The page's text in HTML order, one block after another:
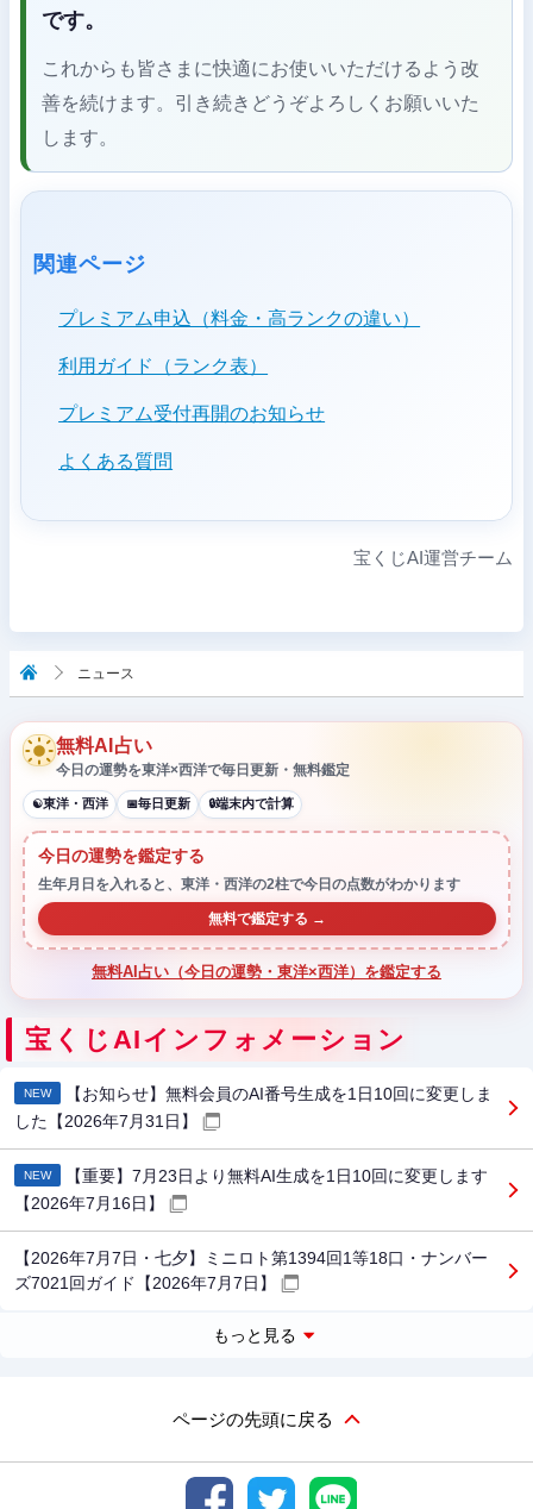
です。
これからも皆さまに快適にお使いいただけるよう改
善を続けます。引き続きどうぞよろしくお願いいた
します。
関連ページ
プレミアム申込（料金・高ランクの違い）
利用ガイド（ランク表）
プレミアム受付再開のお知らせ
よくある質問
宝くじAI運営チーム
ニュース
無料AI占い
今日の運勢を東洋×西洋で毎日更新・無料鑑定
☯東洋・西洋 📅毎日更新 🔒端末内で計算
今日の運勢を鑑定する
生年月日を入れると、東洋・西洋の2柱で今日の点数がわかります
無料で鑑定する →
無料AI占い（今日の運勢・東洋×西洋）を鑑定する
宝くじAIインフォメーション
NEW
【お知らせ】無料会員のAI番号生成を1日10回に変更しま
した【2026年7月31日】
NEW
【重要】7月23日より無料AI生成を1日10回に変更します
【2026年7月16日】
【2026年7月7日・七夕】ミニロト第1394回1等18口・ナンバー
ズ7021回ガイド【2026年7月7日】
もっと見る
ページの先頭に戻る